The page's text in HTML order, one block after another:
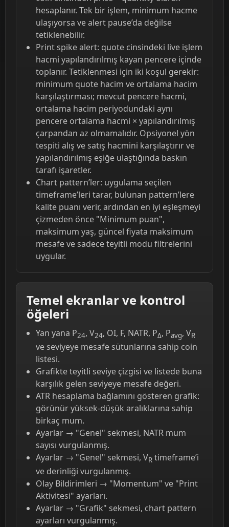
hesaplanır. Tek bir işlem, minimum hacme
ulaşıyorsa ve alert pause’da değilse
tetiklenebilir.
Print spike alert: quote cinsindeki live işlem
hacmi yapılandırılmış kayan pencere içinde
toplanır. Tetiklenmesi için iki koşul gerekir:
minimum quote hacim ve ortalama hacim
karşılaştırması; mevcut pencere hacmi,
ortalama hacim periyodundaki aynı
pencere ortalama hacmi × yapılandırılmış
çarpandan az olmamalıdır. Opsiyonel yön
tespiti alış ve satış hacmini karşılaştırır ve
yapılandırılmış eşiğe ulaştığında baskın
tarafı işaretler.
Chart pattern’ler: uygulama seçilen
timeframe’leri tarar, bulunan pattern’lere
kalite puanı verir, ardından en iyi eşleşmeyi
çizmeden önce "Minimum puan",
maksimum yaş, güncel fiyata maksimum
mesafe ve sadece teyitli modu filtrelerini
uygular.
Temel ekranlar ve kontrol
öğeleri
Yan yana P24, V24, OI, F, NATR, PΔ, Pavg, VR
ve seviyeye mesafe sütunlarına sahip coin
listesi.
Grafikte teyitli seviye çizgisi ve listede buna
karşılık gelen seviyeye mesafe değeri.
ATR hesaplama bağlamını gösteren grafik:
görünür yüksek-düşük aralıklarına sahip
birkaç mum.
Ayarlar → "Genel" sekmesi, NATR mum
sayısı vurgulanmış.
Ayarlar → "Genel" sekmesi, VR timeframe’i
ve derinliği vurgulanmış.
Olay Bildirimleri → "Momentum" ve "Print
Aktivitesi" ayarları.
Ayarlar → "Grafik" sekmesi, chart pattern
ayarları vurgulanmış.